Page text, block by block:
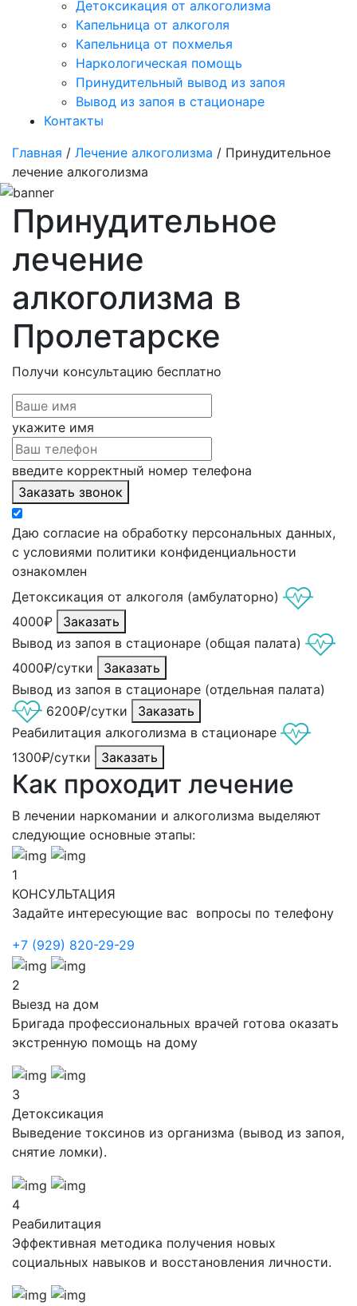
Детоксикация от алкоголизма
Капельница от алкоголя
Капельница от похмелья
Наркологическая помощь
Принудительный вывод из запоя
Вывод из запоя в стационаре
Контакты
Главная / Лечение алкоголизма / Принудительное
лечение алкоголизма
Принудительное
лечение
алкоголизма в
Пролетарске
Получи консультацию бесплатно
укажите имя
введите корректный номер телефона
Заказать звонок
Даю согласие на обработку персональных данных,
с условиями политики конфиденциальности
ознакомлен
Детоксикация от алкоголя (амбулаторно)
4000₽
Заказать
Вывод из запоя в стационаре (общая палата)
4000₽/сутки
Заказать
Вывод из запоя в стационаре (отдельная палата)
6200₽/сутки
Заказать
Реабилитация алкоголизма в стационаре
1300₽/сутки
Заказать
Как проходит лечение
В лечении наркомании и алкоголизма выделяют
следующие основные этапы:
1
КОНСУЛЬТАЦИЯ
Задайте интересующие вас вопросы по телефону
+7 (929) 820-29-29
2
Выезд на дом
Бригада профессиональных врачей готова оказать
экстренную помощь на дому
3
Детоксикация
Выведение токсинов из организма (вывод из запоя,
снятие ломки).
4
Реабилитация
Эффективная методика получения новых
социальных навыков и восстановления личности.